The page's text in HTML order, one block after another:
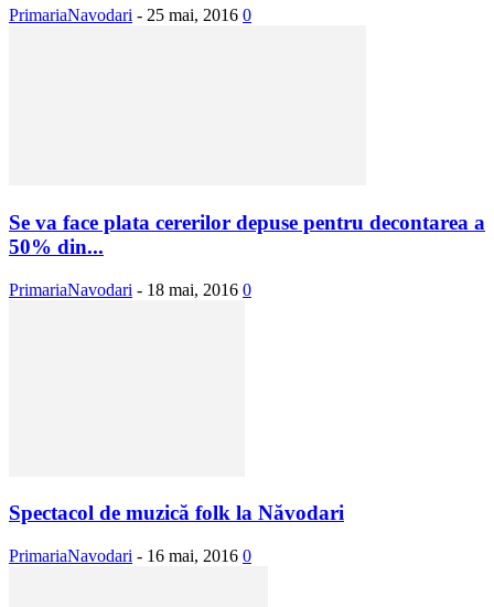
PrimariaNavodari - 25 mai, 2016 0
Se va face plata cererilor depuse pentru decontarea a
50% din...
PrimariaNavodari - 18 mai, 2016 0
Spectacol de muzică folk la Năvodari
PrimariaNavodari - 16 mai, 2016 0